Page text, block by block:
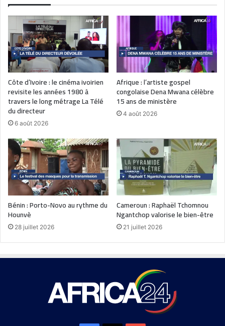
Côte d’Ivoire : le cinéma ivoirien
revisite les années 1980 à
travers le long métrage La Télé
du directeur
6 août 2026
Afrique : l’artiste gospel
congolaise Dena Mwana célèbre
15 ans de ministère
4 août 2026
Bénin : Porto-Novo au rythme du
Hounvè
28 juillet 2026
Cameroun : Raphaël Tchomnou
Ngantchop valorise le bien-être
21 juillet 2026